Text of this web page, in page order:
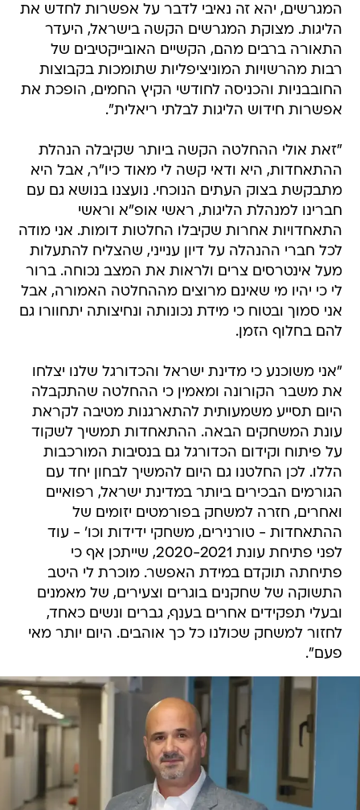
המגרשים, יהא זה נאיבי לדבר על אפשרות לחדש את
הליגות. מצוקת המגרשים הקשה בישראל, היעדר
התאורה ברבים מהם, הקשיים האובייקטיבים של
רבות מהרשויות המוניציפליות שתומכות בקבוצות
החובבניות והכניסה לחודשי הקיץ החמים, הופכת את
אפשרות חידוש הליגות לבלתי ריאלית".
"זאת אולי ההחלטה הקשה ביותר שקיבלה הנהלת
ההתאחדות, היא ודאי קשה לי מאוד כיו"ר, אבל היא
מתבקשת בצוק העתים הנוכחי. נועצנו בנושא גם עם
חברינו למנהלת הליגות, ראשי אופ"א וראשי
התאחדויות אחרות שקיבלו החלטות דומות. אני מודה
לכל חברי ההנהלה על דיון ענייני, שהצליח להתעלות
מעל אינטרסים צרים ולראות את המצב נכוחה. ברור
לי כי יהיו מי שאינם מרוצים מההחלטה האמורה, אבל
אני סמוך ובטוח כי מידת נכונותה ונחיצותה יתחוורו גם
להם בחלוף הזמן.
"אני משוכנע כי מדינת ישראל והכדורגל שלנו יצלחו
את משבר הקורונה ומאמין כי ההחלטה שהתקבלה
היום תסייע משמעותית להתארגנות מטיבה לקראת
עונת המשחקים הבאה. ההתאחדות תמשיך לשקוד
על פיתוח וקידום הכדורגל גם בנסיבות המורכבות
הללו. לכן החלטנו גם היום להמשיך לבחון יחד עם
הגורמים הבכירים ביותר במדינת ישראל, רפואיים
ואחרים, חזרה למשחק בפורמטים יזומים של
ההתאחדות - טורנירים, משחקי ידידות וכו' - עוד
לפני פתיחת עונת 2020-2021, שייתכן אף כי
פתיחתה תוקדם במידת האפשר. מוכרת לי היטב
התשוקה של שחקנים בוגרים וצעירים, של מאמנים
ובעלי תפקידים אחרים בענף, גברים ונשים כאחד,
לחזור למשחק שכולנו כל כך אוהבים. היום יותר מאי
פעם".